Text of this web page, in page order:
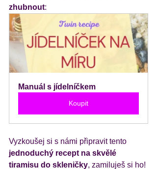
zhubnout:
Manuál s jídelníčkem
Koupit
Vyzkoušej si s námi připravit tento
jednoduchý recept na skvělé
tiramisu do skleničky, zamiluješ si ho!